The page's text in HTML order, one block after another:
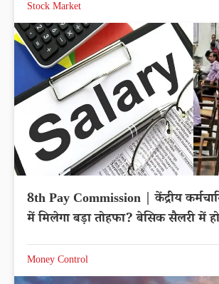
Stock Market
8th Pay Commission | केंद्रीय
में मिलेगा बड़ा तोहफा? बेसिक सैलरी में
Money Control